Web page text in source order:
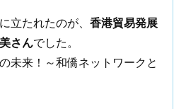
立たれたのが、 香港貿易発展
さんでした。
未来！～和僑ネットワークと